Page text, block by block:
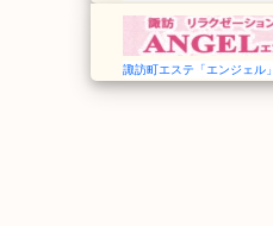
諏訪町エステ「エンジェル」